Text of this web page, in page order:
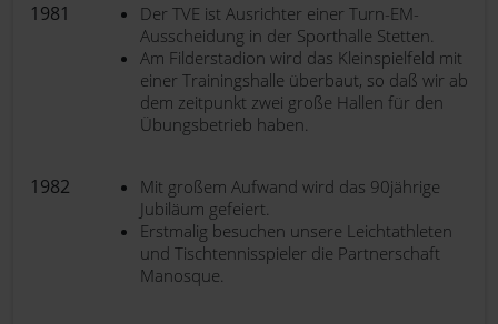
1981
Der TVE ist Ausrichter einer Turn-EM-
Ausscheidung in der Sporthalle Stetten.
Am Filderstadion wird das Kleinspielfeld mit
einer Trainingshalle überbaut, so daß wir ab
dem zeitpunkt zwei große Hallen für den
Übungsbetrieb haben.
1982
Mit großem Aufwand wird das 90jährige
Jubiläum gefeiert.
Erstmalig besuchen unsere Leichtathleten
und Tischtennisspieler die Partnerschaft
Manosque.